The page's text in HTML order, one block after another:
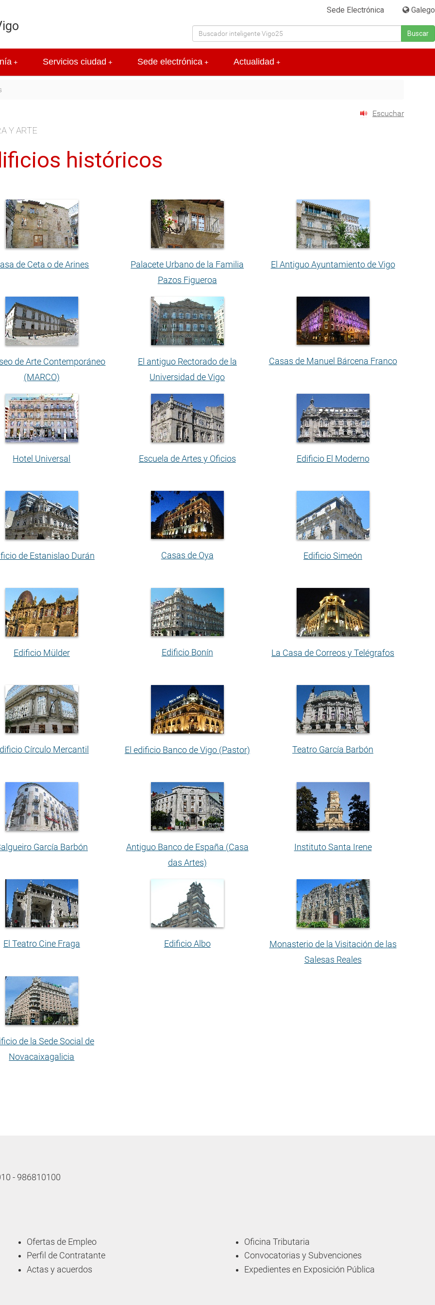
Sede Electrónica Galego
Buscar
+ +
Servicios ciudad +
Sede electrónica +
Actualidad
Escuchar
Y ARTE
históricos
de Ceta o de Arines
Palacete Urbano de la Familia
Pazos Figueroa
El Antiguo Ayuntamiento de Vigo
de Arte Contemporáneo
(MARCO)
El antiguo Rectorado de la
Universidad de Vigo
Casas de Manuel Bárcena Franco
Hotel Universal Escuela de Artes y Oficios Edificio El Moderno
de Estanislao Durán Casas de Oya Edificio Simeón
Edificio Mülder Edificio Bonín La Casa de Correos y Telégrafos
Círculo Mercantil El edificio Banco de Vigo (Pastor) Teatro García Barbón
García Barbón
Antiguo Banco de España (Casa
das Artes)
Instituto Santa Irene
El Teatro Cine Fraga Edificio Albo
Monasterio de la Visitación de las
Salesas Reales
de la Sede Social de
Novacaixagalicia
- 986810100
Ofertas de Empleo
Perfil de Contratante
Actas y acuerdos
Oficina Tributaria
Convocatorias y Subvenciones
Expedientes en Exposición Pública